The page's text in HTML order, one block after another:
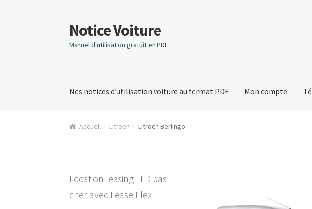
Aller
à
la
Aller
au
contenu
Notice Voiture
Manuel d'utilisation gratuit en PDF
Nos notices d’utilisation voiture au format PDF Mon compte
Accueil Citroen Citroen Berlingo
Location leasing LLD pas
cher avec Lease Flex